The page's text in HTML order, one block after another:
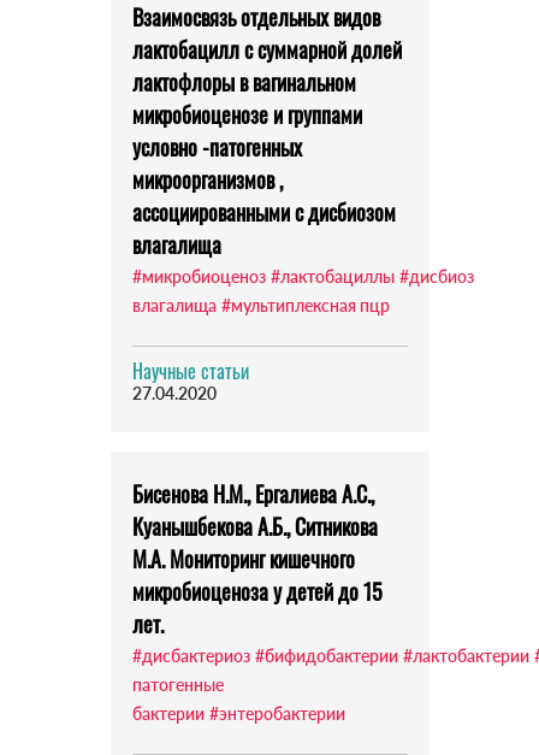
Взаимосвязь отдельных видов
лактобацилл с суммарной долей
лактофлоры в вагинальном
микробиоценозе и группами
условно -патогенных
микроорганизмов ,
ассоциированными с дисбиозом
влагалища
#микробиоценоз #лактобациллы #дисбиоз
влагалища #мультиплексная пцр
Научные статьи
27.04.2020
Бисенова Н.М., Ергалиева А.С.,
Куанышбекова А.Б., Ситникова
М.А. Мониторинг кишечного
микробиоценоза у детей до 15
лет.
#дисбактериоз #бифидобактерии #лактобактерии
патогенные
бактерии #энтеробактерии